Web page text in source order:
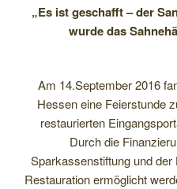
„Es ist geschafft – der
wurde das
Am 14.September 2016
Hessen eine Feierstunde
restaurierten
Durch die
Sparkassenstiftung und
Restauration ermöglicht